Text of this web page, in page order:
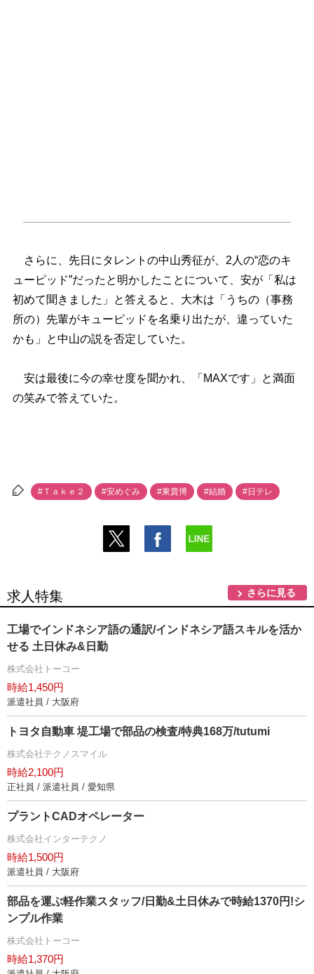
さらに、先日にタレントの中山秀征が、2人の“恋のキ
ューピッド”だったと明かしたことについて、安が「私は
初めて聞きました」と答えると、大木は「うちの（事務
所の）先輩がキューピッドを名乗り出たが、違っていた
かも」と中山の説を否定していた。
安は最後に今の幸せ度を聞かれ、「MAXです」と満面
の笑みで答えていた。
#Ｔａｋｅ２ #安めぐみ #東貴博 #結婚 #日テレ
求人特集 さらに見る
工場でインドネシア語の通訳/インドネシア語スキルを活か
せる 土日休み&日勤
株式会社トーコー
時給1,450円
派遣社員 / 大阪府
トヨタ自動車 堤工場で部品の検査/特典168万/tutumi
株式会社テクノスマイル
時給2,100円
正社員 / 派遣社員 / 愛知県
プラントCADオペレーター
株式会社インターテクノ
時給1,500円
派遣社員 / 大阪府
部品を運ぶ軽作業スタッフ/日勤&土日休みで時給1370円!シ
ンプル作業
株式会社トーコー
時給1,370円